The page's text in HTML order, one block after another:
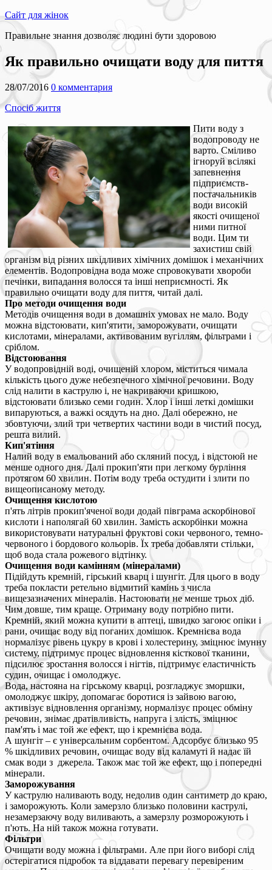
Сайт для жінок
Правильне знання дозволяє людині бути здоровою
Як правильно очищати воду для пиття
28/07/2016 0 комментария
Спосіб життя
Пити воду з
водопроводу не
варто. Сміливо
ігноруй всілякі
запевнення
підприємств-
постачальників
води високій
якості очищеної
ними питної
води. Цим ти
захистиш свій
організм від різних шкідливих хімічних домішок і механічних
елементів. Водопровідна вода може спровокувати хвороби
печінки, випадання волосся та інші неприємності. Як
правильно очищати воду для пиття, читай далі.
Про методи очищення води
Методів очищення води в домашніх умовах не мало. Воду
можна відстоювати, кип'ятити, заморожувати, очищати
кислотами, мінералами, активованим вугіллям, фільтрами і
сріблом.
Відстоювання
У водопровідній воді, очищеній хлором, міститься чимала
кількість цього дуже небезпечного хімічної речовини. Воду
слід налити в каструлю і, не накриваючи кришкою,
відстоювати близько семи годин. Хлор і інші леткі домішки
випаруються, а важкі осядуть на дно. Далі обережно, не
збовтуючи, злий три четвертих частини води в чистий посуд,
решта вилий.
Кип'ятіння
Налий воду в емальований або скляний посуд, і відстоюй не
менше одного дня. Далі прокип'яти при легкому бурління
протягом 60 хвилин. Потім воду треба остудити і злити по
вищеописаному методу.
Очищення кислотою
п'ять літрів прокип'яченої води додай півграма аскорбінової
кислоти і наполягай 60 хвилин. Замість аскорбінки можна
використовувати натуральні фруктові соки червоного, темно-
червоного і бордового кольорів. Їх треба добавляти стільки,
щоб вода стала рожевого відтінку.
Очищення води камінням (мінералами)
Підійдуть кремній, гірський кварц і шунгіт. Для цього в воду
треба покласти ретельно відмитий камінь з числа
вищезазначених мінералів. Настоювати не менше трьох діб.
Чим довше, тим краще. Отриману воду потрібно пити.
Кремній, який можна купити в аптеці, швидко загоює опіки і
рани, очищає воду від поганих домішок. Кремнієва вода
нормалізує рівень цукру в крові і холестерину, зміцнює імунну
систему, підтримує процес відновлення кісткової тканини,
підсилює зростання волосся і нігтів, підтримує еластичність
судин, очищає і омолоджує.
Вода, настояна на гірському кварці, розгладжує зморшки,
омолоджує шкіру, допомагає боротися із зайвою вагою,
активізує відновлення організму, нормалізує процес обміну
речовин, знімає дратівливість, напруга і злість, зміцнює
пам'ять і має той же ефект, що і кремнієва вода.
А шунгіт – є універсальним сорбентом. Адсорбує близько 95
% шкідливих речовин, очищає воду від каламуті й надає їй
смак води з джерела. Також має той же ефект, що і попередні
мінерали.
Заморожування
У каструлю наливають воду, недолив один сантиметр до краю,
і заморожують. Коли замерзло близько половини каструлі,
незамерзаючу воду виливають, а замерзлу розморожують і
п'ють. На ній також можна готувати.
Фільтри
Очищати воду можна і фільтрами. Але при його виборі слід
остерігатися підробок та віддавати перевагу перевіреним